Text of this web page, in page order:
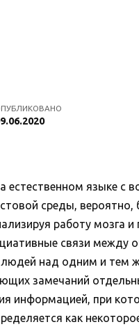
естественном языке с
среды, вероятно,
работу мозга и
связи между
людей над одним и тем
замечаний
информацией, при
как